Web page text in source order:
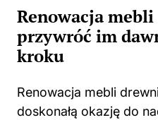
Renowacja
przywróć im
kroku
Renowacja mebli
doskonałą okazję do